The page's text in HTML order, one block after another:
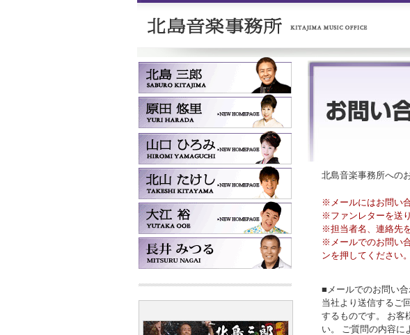
北島音楽事務所への
※メールにはお問い
※ファンレターを送
※担当者名、連絡先
※メールでのお問い
ンを押してください。
■メールでのお問い
当社より送信するご
するものです。 お客
い。 ご質問の内容に